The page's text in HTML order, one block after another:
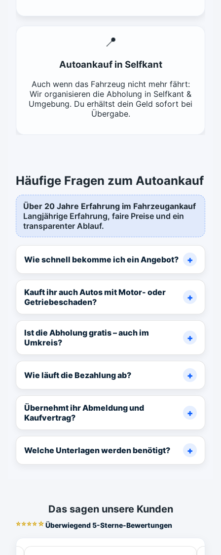
📍
Autoankauf in Selfkant
Auch wenn das Fahrzeug nicht mehr fährt:
Wir organisieren die Abholung in Selfkant &
Umgebung. Du erhältst dein Geld sofort bei
Übergabe.
Häufige Fragen zum Autoankauf
Über 20 Jahre Erfahrung im Fahrzeugankauf
Langjährige Erfahrung, faire Preise und ein
transparenter Ablauf.
Wie schnell bekomme ich ein Angebot?
Kauft ihr auch Autos mit Motor- oder
Getriebeschaden?
Ist die Abholung gratis – auch im
Umkreis?
Wie läuft die Bezahlung ab?
Übernehmt ihr Abmeldung und
Kaufvertrag?
Welche Unterlagen werden benötigt?
Das sagen unsere Kunden
⭐⭐⭐⭐☆Überwiegend 5-Sterne-Bewertungen